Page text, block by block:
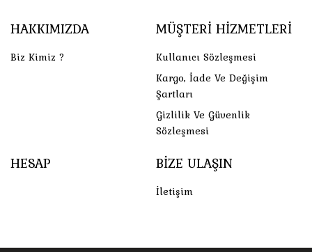
HAKKIMIZDA
Biz Kimiz ?
MÜŞTERI HIZMETLERI
Kullanıcı Sözleşmesi
Kargo, İade Ve Değişim
Şartları
Gizlilik Ve Güvenlik
Sözleşmesi
HESAP BIZE ULAŞIN
İletişim